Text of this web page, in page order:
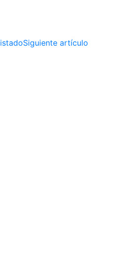
Siguiente artículo